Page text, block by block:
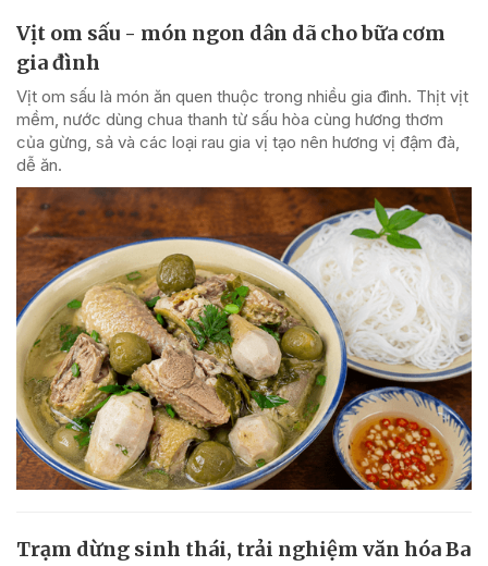
Vịt om sấu - món ngon dân dã cho bữa cơm
gia đình
Vịt om sấu là món ăn quen thuộc trong nhiều gia đình. Thịt vịt
mềm, nước dùng chua thanh từ sấu hòa cùng hương thơm
của gừng, sả và các loại rau gia vị tạo nên hương vị đậm đà,
dễ ăn.
Trạm dừng sinh thái, trải nghiệm văn hóa Ba